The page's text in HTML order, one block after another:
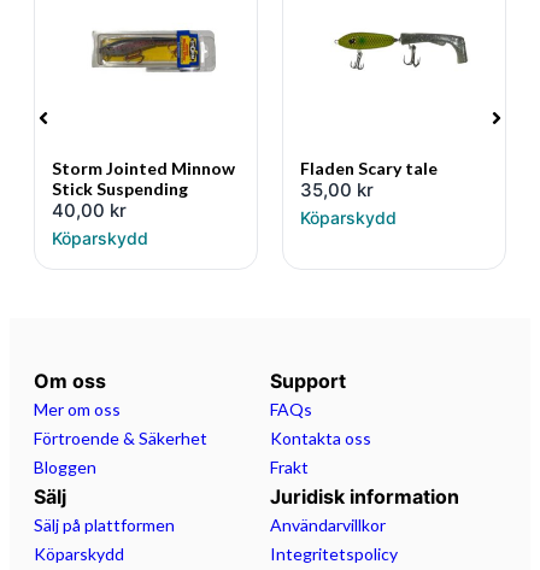
Storm Jointed Minnow
Stick Suspending
40,00 kr
Köparskydd
Fladen Scary tale
35,00 kr
Köparskydd
Om oss
Mer om oss
Förtroende & Säkerhet
Bloggen
Support
FAQs
Kontakta oss
Frakt
Sälj
Sälj på plattformen
Köparskydd
Juridisk information
Användarvillkor
Integritetspolicy